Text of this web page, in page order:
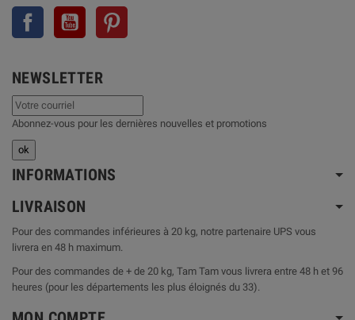
Facebook YouTube
NEWSLETTER
Abonnez-vous pour les dernières nouvelles et promotions
INFORMATIONS
LIVRAISON
Pour des commandes inférieures à 20 kg, notre partenaire UPS vous
livrera en 48 h maximum.
Pour des commandes de + de 20 kg, Tam Tam vous livrera entre 48 h et 96
heures (pour les départements les plus éloignés du 33).